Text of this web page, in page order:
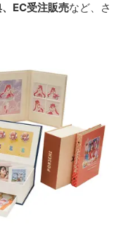
EC受注販売など、さ